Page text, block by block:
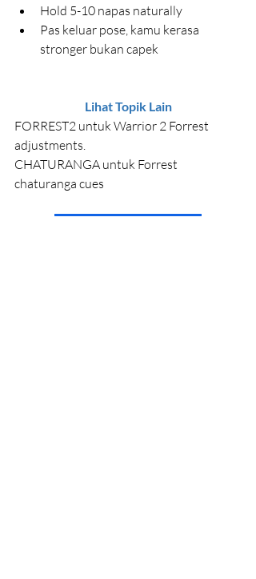
Hold 5-10 napas naturally
Pas keluar pose, kamu kerasa
stronger bukan capek
Lihat Topik Lain
FORREST2 untuk Warrior 2 Forrest
adjustments.
CHATURANGA untuk Forrest
chaturanga cues
👉 Ayo Coba Sekarang 👈